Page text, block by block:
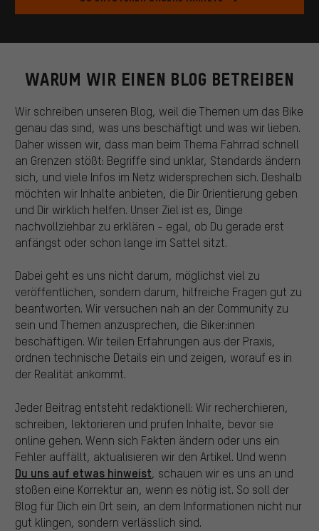
WARUM WIR EINEN BLOG BETREIBEN
Wir schreiben unseren Blog, weil die Themen um das Bike
genau das sind, was uns beschäftigt und was wir lieben.
Daher wissen wir, dass man beim Thema Fahrrad schnell
an Grenzen stößt: Begriffe sind unklar, Standards ändern
sich, und viele Infos im Netz widersprechen sich. Deshalb
möchten wir Inhalte anbieten, die Dir Orientierung geben
und Dir wirklich helfen. Unser Ziel ist es, Dinge
nachvollziehbar zu erklären - egal, ob Du gerade erst
anfängst oder schon lange im Sattel sitzt.
Dabei geht es uns nicht darum, möglichst viel zu
veröffentlichen, sondern darum, hilfreiche Fragen gut zu
beantworten. Wir versuchen nah an der Community zu
sein und Themen anzusprechen, die Biker:innen
beschäftigen. Wir teilen Erfahrungen aus der Praxis,
ordnen technische Details ein und zeigen, worauf es in
der Realität ankommt.
Jeder Beitrag entsteht redaktionell: Wir recherchieren,
schreiben, lektorieren und prüfen Inhalte, bevor sie
online gehen. Wenn sich Fakten ändern oder uns ein
Fehler auffällt, aktualisieren wir den Artikel. Und wenn
Du uns auf etwas hinweist, schauen wir es uns an und
stoßen eine Korrektur an, wenn es nötig ist. So soll der
Blog für Dich ein Ort sein, an dem Informationen nicht nur
gut klingen, sondern verlässlich sind.